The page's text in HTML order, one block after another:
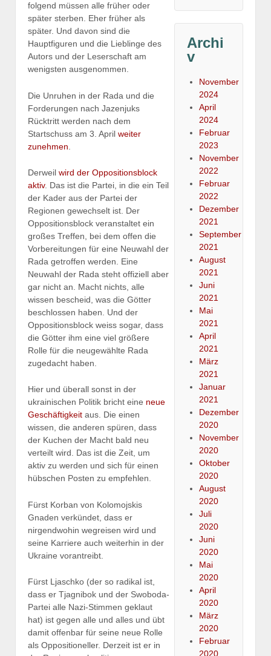
folgend müssen alle früher oder
später sterben. Eher früher als
später. Und davon sind die
Hauptfiguren und die Lieblinge des
Autors und der Leserschaft am
wenigsten ausgenommen.
Die Unruhen in der Rada und die
Forderungen nach Jazenjuks
Rücktritt werden nach dem
Startschuss am 3. April weiter
zunehmen
Derweil wird der Oppositionsblock
aktiv. Das ist die Partei, in die ein Teil
der Kader aus der Partei der
Regionen gewechselt ist. Der
Oppositionsblock veranstaltet ein
großes Treffen, bei dem offen die
Vorbereitungen für eine Neuwahl der
Rada getroffen werden. Eine
Neuwahl der Rada steht offiziell aber
gar nicht an. Macht nichts, alle
wissen bescheid, was die Götter
beschlossen haben. Und der
Oppositionsblock weiss sogar, dass
die Götter ihm eine viel größere
Rolle für die neugewählte Rada
zugedacht haben.
Hier und überall sonst in der
ukrainischen Politik bricht eine neue
Geschäftigkeit aus. Die einen
wissen, die anderen spüren, dass
der Kuchen der Macht bald neu
verteilt wird. Das ist die Zeit, um
aktiv zu werden und sich für einen
hübschen Posten zu empfehlen.
Fürst Korban von Kolomojskis
Gnaden verkündet, dass er
nirgendwohin wegreisen wird und
seine Karriere auch weiterhin in der
Ukraine vorantreibt.
Fürst Ljaschko (der so radikal ist,
dass er Tjagnibok und der Swoboda-
Partei alle Nazi-Stimmen geklaut
hat) ist gegen alle und alles und übt
damit offenbar für seine neue Rolle
als Oppositioneller. Derzeit ist er in
Archi
v
November
2024
April
2024
Februar
2023
November
2022
Februar
2022
Dezember
2021
September
2021
August
2021
Juni
2021
Mai
2021
April
2021
März
2021
Januar
2021
Dezember
2020
November
2020
Oktober
2020
August
2020
Juli
2020
Juni
2020
Mai
2020
April
2020
März
2020
Februar
2020